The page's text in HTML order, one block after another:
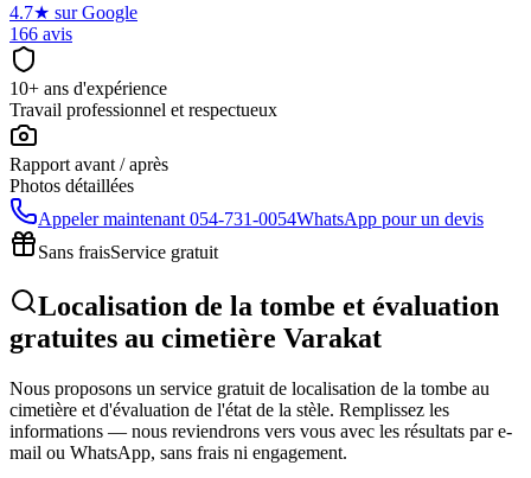
4.7★ sur Google
166 avis
10+ ans d'expérience
Travail professionnel et respectueux
Rapport avant / après
Photos détaillées
Appeler maintenant 054-731-0054WhatsApp pour un devis
Sans fraisService gratuit
Localisation de la tombe et évaluation
gratuites au cimetière Varakat
Nous proposons un service gratuit de localisation de la tombe au
cimetière et d'évaluation de l'état de la stèle. Remplissez les
informations — nous reviendrons vers vous avec les résultats par e-
mail ou WhatsApp, sans frais ni engagement.